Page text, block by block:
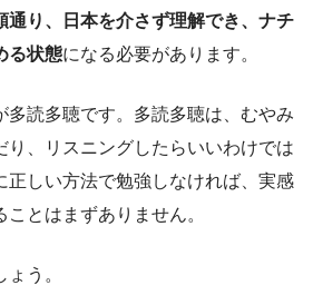
通り、日本を介さず理解でき、ナチ
る状態になる必要があります。
多読多聴です。多読多聴は、むやみ
り、リスニングしたらいいわけでは
正しい方法で勉強しなければ、実感
とはまずありません。
う。